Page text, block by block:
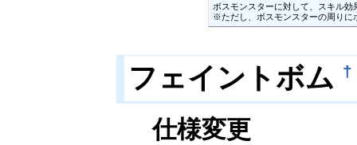
ボスモンスターに対して、スキル
※ただし、ボスモンスターの周りに
フェイントボム †
仕様変更